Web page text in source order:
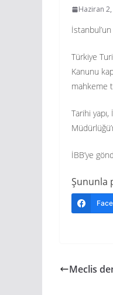
Haziran
Türkiye
Kanunu
mahkeme
Tarihi
İBB’ye
Şununla
Meclis